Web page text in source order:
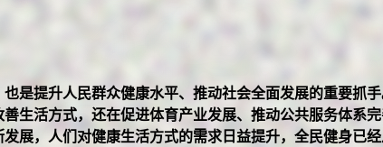
是提升人民群众健康水平、推动社会全面发展的重要抓
生活方式，还在促进体育产业发展、推动公共服务体系
展，人们对健康生活方式的需求日益提升，全民健身已